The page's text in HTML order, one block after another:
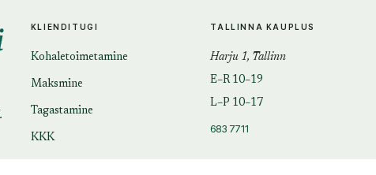
KLIENDITUGI
Kohaletoimetamine
Maksmine
Tagastamine
KKK
TALLINNA KAUPLUS
Harju 1, Tallinn
E–R 10–19
L–P 10–17
683 7711